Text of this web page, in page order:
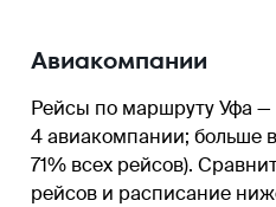
Авиакомпании
Рейсы по маршруту Уфа
4 авиакомпании; больше
71% всех рейсов).
рейсов и расписание